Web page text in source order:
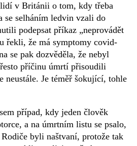
v Británii o tom, kdy třeba
se selháním ledvin vzali do
podepsat příkaz „neprovádět
řekli, že má symptomy covid-
se pak dozvěděla, že nebyl
příčinu úmrtí přisoudili
neustále. Je téměř šokující, tohle
případ, kdy jeden člověk
a na úmrtním listu se psalo,
byli naštvaní, protože tak